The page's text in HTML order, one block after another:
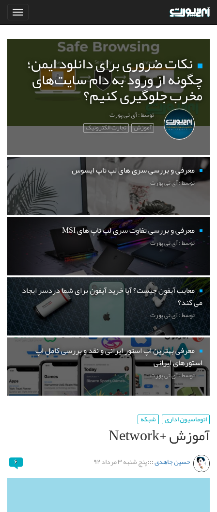
نکات ضروری برای دانلود ایمن؛
چگونه از ورود به دام سایت‌های
مخرب جلوگیری کنیم؟
توسط : آی تی پورت
آموزش تجارت الکترونیک
معرفی و بررسی سری های لپ تاپ ایسوس
توسط : آی تی پورت
معرفی و بررسی تفاوت سری لپ تاپ های MSI
توسط : آی تی پورت
معایب آیفون چیست؟ آیا خرید آیفون برای شما دردسر ایجاد
می کند؟
توسط : آی تی پورت
معرفی بهترین اپ استور ایرانی و نقد و بررسی کامل اپ
استورهای ایرانی
توسط : آی تی پورت
اتوماسیون اداری شبکه
آموزش +Network
حسین جاهدی:::پنج شنبه ۳ مرداد ۹۲ ۶